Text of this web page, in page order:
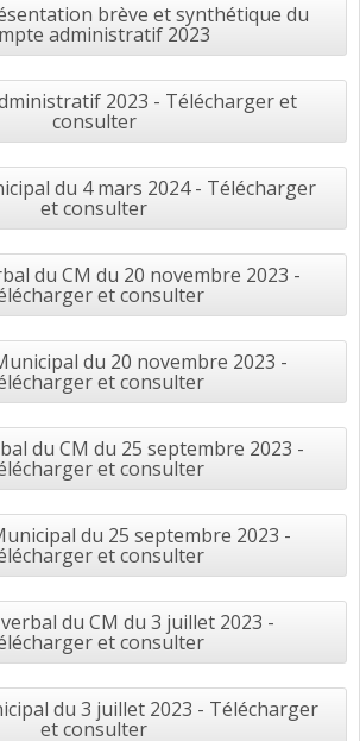
brève et synthétique du
administratif 2023
2023 - Télécharger et
consulter
du 4 mars 2024 - Télécharger
et consulter
du CM du 20 novembre 2023 -
et consulter
du 20 novembre 2023 -
et consulter
du CM du 25 septembre 2023 -
et consulter
du 25 septembre 2023 -
et consulter
du CM du 3 juillet 2023 -
et consulter
du 3 juillet 2023 - Télécharger
et consulter